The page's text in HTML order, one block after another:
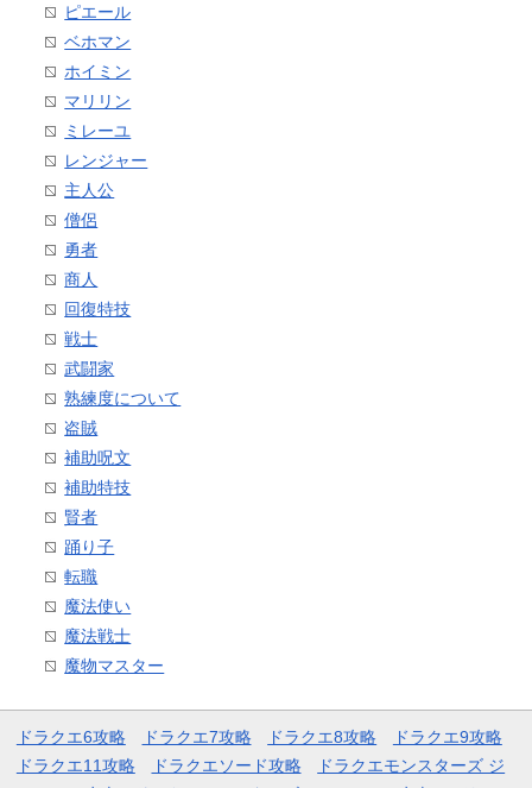
ピエール
ベホマン
ホイミン
マリリン
ミレーユ
レンジャー
主人公
僧侶
勇者
商人
回復特技
戦士
武闘家
熟練度について
盗賊
補助呪文
補助特技
賢者
踊り子
転職
魔法使い
魔法戦士
魔物マスター
ドラクエ6攻略 ドラクエ7攻略 ドラクエ8攻略
ドラクエ9攻略
ドラクエ11攻略
ドラクエソード攻略
ドラクエモンスターズ ジ